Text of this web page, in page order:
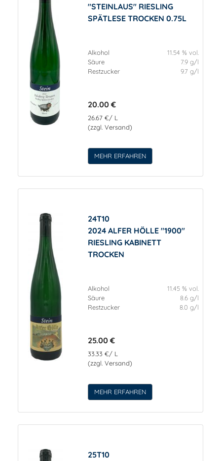
"STEINLAUS" RIESLING
SPÄTLESE TROCKEN 0.75L
Alkohol
11.54 % vol.
Säure
7.9 g/l
Restzucker
9.7 g/l
20.00 €
26.67 €/ L
(zzgl. Versand)
MEHR ERFAHREN
24T10
2024 ALFER HÖLLE "1900"
RIESLING KABINETT
TROCKEN
Alkohol
11.45 % vol.
Säure
8.6 g/l
Restzucker
8.0 g/l
25.00 €
33.33 €/ L
(zzgl. Versand)
MEHR ERFAHREN
25T10